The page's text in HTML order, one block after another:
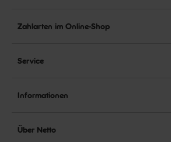
Zahlarten im Online-Shop
Service
Informationen
Über Netto